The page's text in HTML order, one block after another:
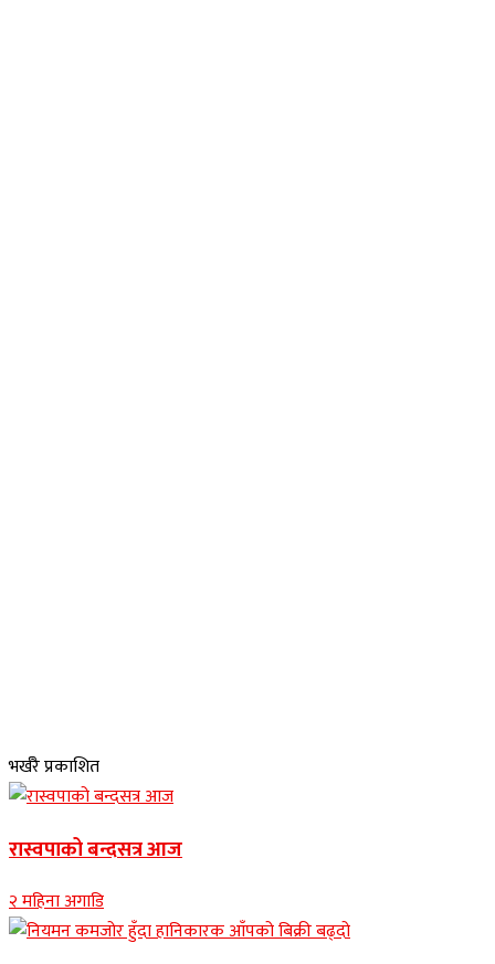
भर्खरै प्रकाशित
रास्वपाको बन्दसत्र आज
२ महिना अगाडि